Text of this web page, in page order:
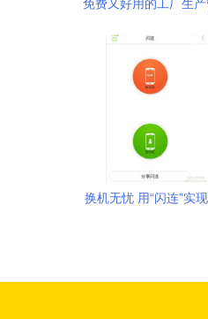
免费又好用的工厂生
换机无忧 用“闪连”实